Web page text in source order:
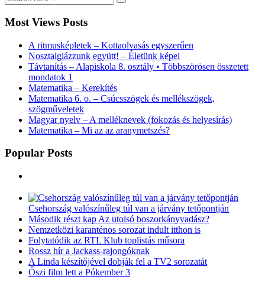
Most Views Posts
A ritmusképletek – Kottaolvasás egyszerűen
Nosztalgiázzunk együtt! – Életünk képei
Távtanítás – Alapiskola 8. osztály • Többszörösen összetett
mondatok 1
Matematika – Kerekítés
Matematika 6. o. – Csúcsszögek és mellékszögek,
szögműveletek
Magyar nyelv – A melléknevek (fokozás és helyesírás)
Matematika – Mi az az aranymetszés?
Popular Posts
Csehország valószínűleg túl van a járvány tetőpontján
Második részt kap Az utolsó boszorkányvadász?
Nemzetközi karanténos sorozat indult itthon is
Folytatódik az RTL Klub toplistás műsora
Rossz hír a Jackass-rajongóknak
A Linda készítőjével dobják fel a TV2 sorozatát
Őszi film lett a Pókember 3